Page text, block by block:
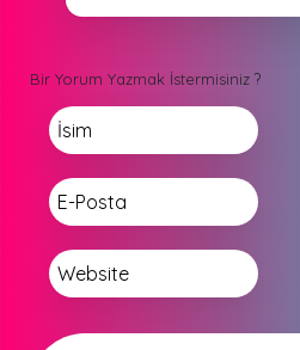
Bir Yorum Yazmak İstermisiniz ?